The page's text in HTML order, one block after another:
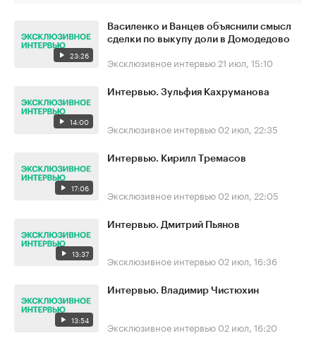
23:26
Василенко и Ванцев объяснили смысл
сделки по выкупу доли в Домодедово
Эксклюзивное интервью 21 июл, 15:10
14:00
Интервью. Зульфия Кахруманова
Эксклюзивное интервью 02 июл, 22:35
17:06
Интервью. Кирилл Тремасов
Эксклюзивное интервью 02 июл, 22:05
13:37
Интервью. Дмитрий Пьянов
Эксклюзивное интервью 02 июл, 16:36
13:54
Интервью. Владимир Чистюхин
Эксклюзивное интервью 02 июл, 16:20